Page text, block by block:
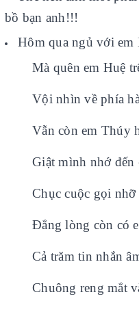
bồ bạn anh!!!
Hôm qua ngủ với em
Mà quên em Huệ
Vội nhìn về phía
Vẫn còn em Thúy
Giật mình nhớ đến
Chục cuộc gọi
Đắng lòng còn có
Cả trăm tin nhắn
Chuông reng mắt